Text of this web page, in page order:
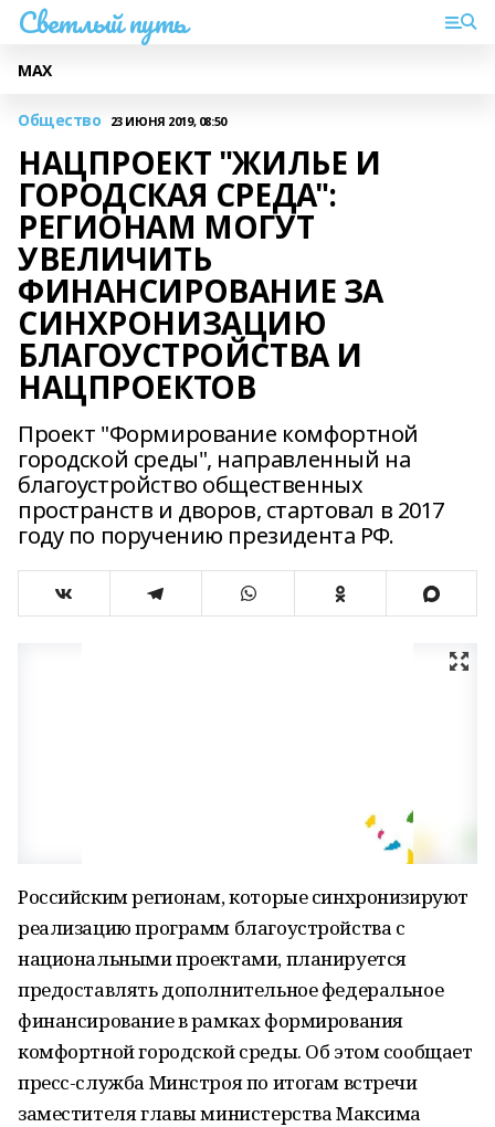
Светлый путь
МАХ
Общество 23 ИЮНЯ 2019, 08:50
НАЦПРОЕКТ "ЖИЛЬЕ И
ГОРОДСКАЯ СРЕДА":
РЕГИОНАМ МОГУТ
УВЕЛИЧИТЬ
ФИНАНСИРОВАНИЕ ЗА
СИНХРОНИЗАЦИЮ
БЛАГОУСТРОЙСТВА И
НАЦПРОЕКТОВ
Проект "Формирование комфортной
городской среды", направленный на
благоустройство общественных
пространств и дворов, стартовал в 2017
году по поручению президента РФ.
Российским регионам, которые синхронизируют
реализацию программ благоустройства с
национальными проектами, планируется
предоставлять дополнительное федеральное
финансирование в рамках формирования
комфортной городской среды. Об этом сообщает
пресс-служба Минстроя по итогам встречи
заместителя главы министерства Максима